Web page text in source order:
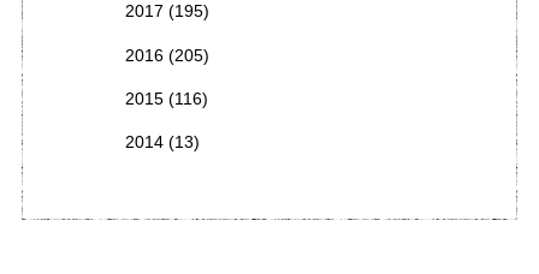
2017 (195)
2016(205)
2015(116)
2014(13)